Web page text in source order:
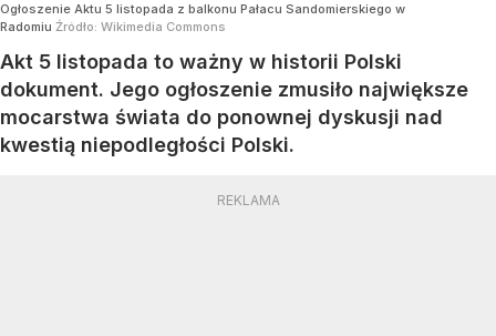
Ogłoszenie Aktu 5 listopada z balkonu Pałacu Sandomierskiego w
Radomiu Źródło: Wikimedia Commons
Akt 5 listopada to ważny w historii Polski
dokument. Jego ogłoszenie zmusiło największe
mocarstwa świata do ponownej dyskusji nad
kwestią niepodległości Polski.